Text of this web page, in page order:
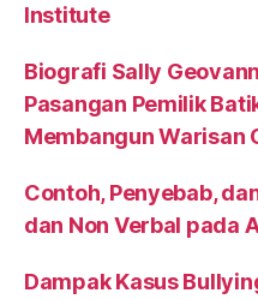
Institute
Biografi Sally
Pasangan Pemilik
Membangun Warisan
Contoh, Penyebab,
dan Non Verbal pada
Dampak Kasus